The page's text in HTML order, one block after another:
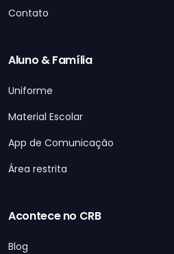
Contato
Aluno & Família
Uniforme
Material Escolar
App de Comunicação
Área restrita
Acontece no CRB
Blog